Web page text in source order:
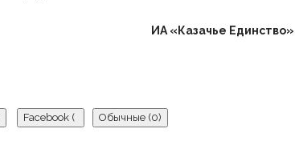
ИА «Казачье Единство»
Facebook ( )
Обычные (0)